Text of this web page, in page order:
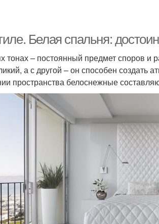
Белая спальня:
тонах – постоянный предмет споров и
а с другой – он способен создать
пространства белоснежные